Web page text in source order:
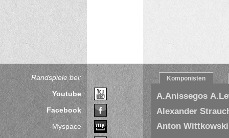
Randspiele bei:
Youtube
Facebook
Myspace
Komponisten
A.Anissegos
Alexander
Anton